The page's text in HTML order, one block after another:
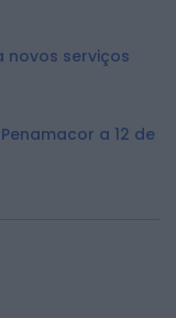
novos serviços
a 12 de